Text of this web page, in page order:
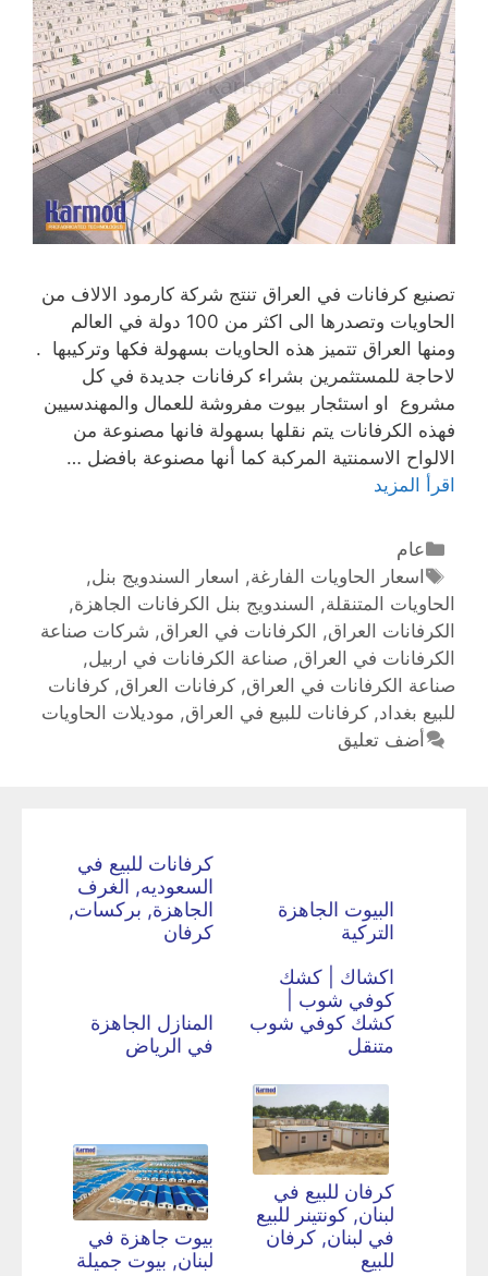
تصنيع كرفانات في العراق تنتج شركة كارمود الالاف من
الحاويات وتصدرها الى اكثر من 100 دولة في العالم
ومنها العراق تتميز هذه الحاويات بسهولة فكها وتركيبها .
لاحاجة للمستثمرين بشراء كرفانات جديدة في كل
مشروع او استئجار بيوت مفروشة للعمال والمهندسيين
فهذه الكرفانات يتم نقلها بسهولة فانها مصنوعة من
الالواح الاسمنتية المركبة كما أنها مصنوعة بافضل …
اقرأ المزيد
عام
اسعار الحاويات الفارغة, اسعار السندويج بنل ,
الحاويات المتنقلة, السندويج بنل الكرفانات الجاهزة,
الكرفانات العراق, الكرفانات في العراق, شركات صناعة
الكرفانات في العراق, صناعة الكرفانات في اربيل ,
صناعة الكرفانات في العراق, كرفانات العراق, كرفانات
للبيع بغداد, كرفانات للبيع في العراق, موديلات الحاويات
أضف تعليق
البيوت الجاهزة
التركية
كرفانات للبيع في
السعوديه, الغرف
الجاهزة, بركسات,
كرفان
اكشاك | كشك
كوفي شوب |
كشك كوفي شوب
متنقل
المنازل الجاهزة
في الرياض
كرفان للبيع في
لبنان, كونتينر للبيع
في لبنان, كرفان
للبيع
بيوت جاهزة في
لبنان, بيوت جميلة